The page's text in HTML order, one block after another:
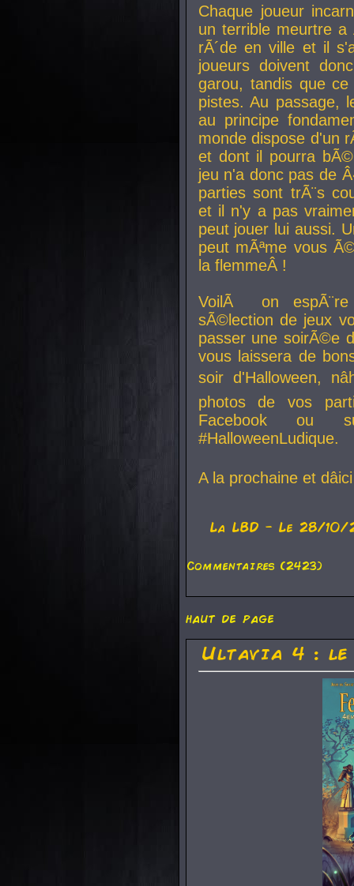
Chaque joueur
un terrible meurtre
rÃ´de en ville et il
joueurs doivent
garou, tandis que
pistes. Au passage,
au principe
monde dispose d'un
et dont il pourra
jeu n'a donc pas de
parties sont trÃ¨s
et il n'y a pas
peut jouer lui aussi.
peut mÃªme vous
la flemmeÂ !
VoilÃ on
sÃ©lection de jeux
passer une soirÃ©e
vous laissera de
soir d'Halloween,
photos de vos
Facebook ou
#HalloweenLudique.
A la prochaine et
La LBD - Le 28/10/
Commentaires (2423)
haut de page
Ultavia 4 :